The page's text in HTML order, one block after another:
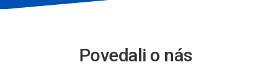
Povedali o nás